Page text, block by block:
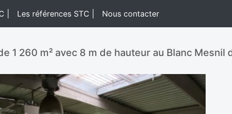
| Les références STC | Nous contacter
1 260 m² avec 8 m de hauteur au Blanc